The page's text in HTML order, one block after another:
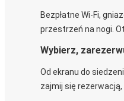
Bezpłatne Wi-Fi,
przestrzeń na nogi.
Wybierz,
Od ekranu do
zajmij się